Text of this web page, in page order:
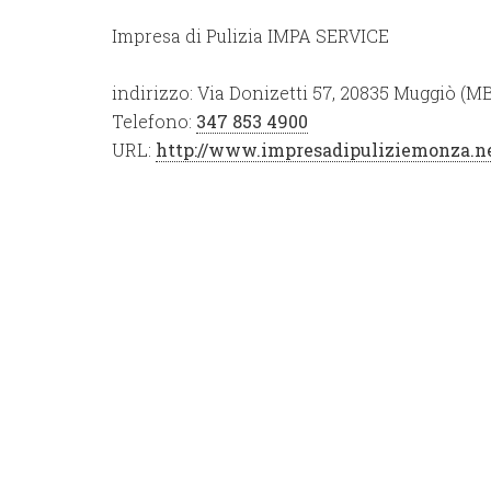
Impresa di Pulizia IMPA SERVICE
indirizzo: Via Donizetti 57, 20835 Muggiò
Telefono: 347 853 4900
URL: http://